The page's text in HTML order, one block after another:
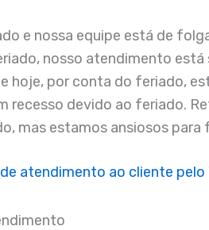
e nossa equipe está de
nosso atendimento
hoje, por conta do feriado,
recesso devido ao feriado.
mas estamos ansiosos
atendimento ao cliente pelo